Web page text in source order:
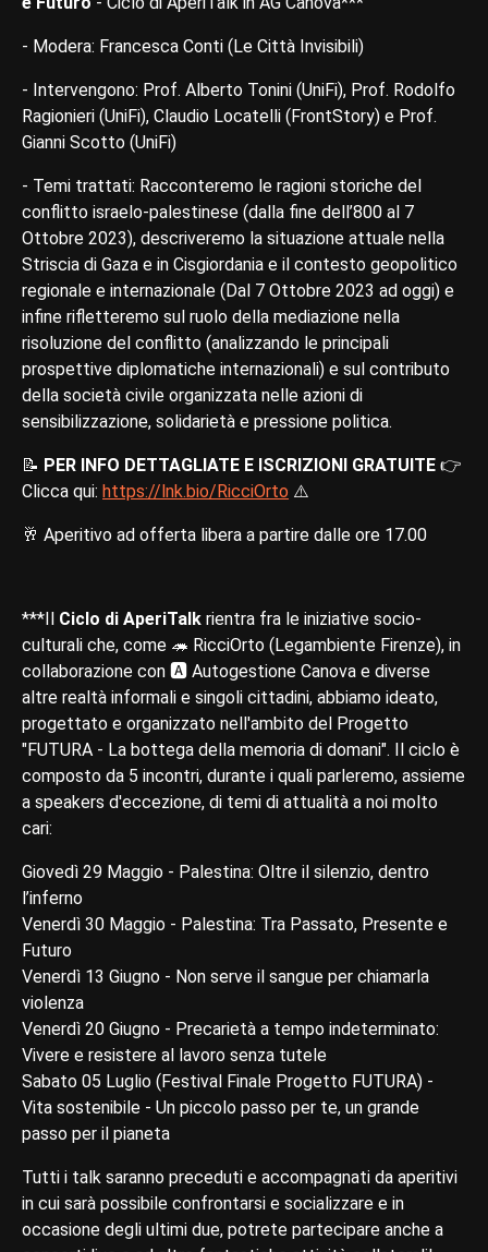
- Modera: Francesca Conti (Le Città Invisibili)
- Intervengono: Prof. Alberto Tonini (UniFi), Prof. Rodolfo
Ragionieri (UniFi), Claudio Locatelli (FrontStory) e Prof.
Gianni Scotto (UniFi)
- Temi trattati: Racconteremo le ragioni storiche del
conflitto israelo-palestinese (dalla fine dell’800 al 7
Ottobre 2023), descriveremo la situazione attuale nella
Striscia di Gaza e in Cisgiordania e il contesto geopolitico
regionale e internazionale (Dal 7 Ottobre 2023 ad oggi) e
infine rifletteremo sul ruolo della mediazione nella
risoluzione del conflitto (analizzando le principali
prospettive diplomatiche internazionali) e sul contributo
della società civile organizzata nelle azioni di
sensibilizzazione, solidarietà e pressione politica.
📝 PER INFO DETTAGLIATE E ISCRIZIONI GRATUITE 👉
Clicca qui: https://lnk.bio/RicciOrto ⚠️
🥂 Aperitivo ad offerta libera a partire dalle ore 17.00
***Il Ciclo di AperiTalk rientra fra le iniziative socio-
culturali che, come 🦔 RicciOrto (Legambiente Firenze), in
collaborazione con 🅰️ Autogestione Canova e diverse
altre realtà informali e singoli cittadini, abbiamo ideato,
progettato e organizzato nell'ambito del Progetto
"FUTURA - La bottega della memoria di domani". Il ciclo è
composto da 5 incontri, durante i quali parleremo, assieme
a speakers d'eccezione, di temi di attualità a noi molto
cari:
Giovedì 29 Maggio - Palestina: Oltre il silenzio, dentro
l’inferno
Venerdì 30 Maggio - Palestina: Tra Passato, Presente e
Futuro
Venerdì 13 Giugno - Non serve il sangue per chiamarla
violenza
Venerdì 20 Giugno - Precarietà a tempo indeterminato:
Vivere e resistere al lavoro senza tutele
Sabato 05 Luglio (Festival Finale Progetto FUTURA) -
Vita sostenibile - Un piccolo passo per te, un grande
passo per il pianeta
Tutti i talk saranno preceduti e accompagnati da aperitivi
in cui sarà possibile confrontarsi e socializzare e in
occasione degli ultimi due, potrete partecipare anche a